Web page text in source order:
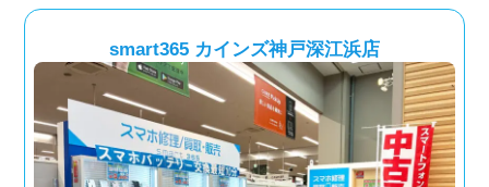
smart365 カインズ神戸深江浜店